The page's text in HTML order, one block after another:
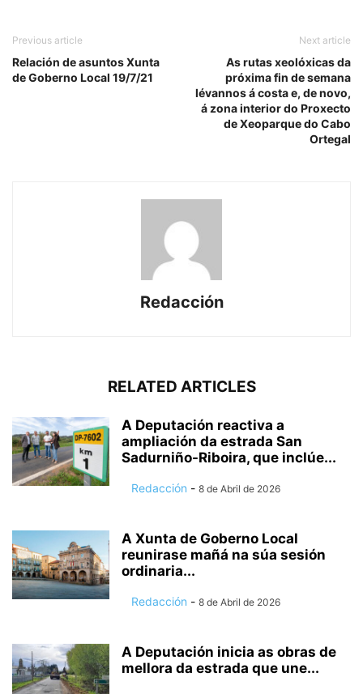
Previous article
Relación de asuntos Xunta
de Goberno Local 19/7/21
Next article
As rutas xeolóxicas da
próxima fin de semana
lévannos á costa e, de novo,
á zona interior do Proxecto
de Xeoparque do Cabo
Ortegal
Redacción
RELATED ARTICLES
A Deputación reactiva a
ampliación da estrada San
Sadurniño-Riboira, que inclúe...
Redacción - 8 de Abril de 2026
A Xunta de Goberno Local
reunirase mañá na súa sesión
ordinaria...
Redacción - 8 de Abril de 2026
A Deputación inicia as obras de
mellora da estrada que une...